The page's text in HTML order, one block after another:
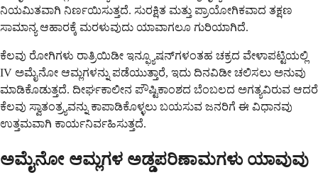
ನಿಯಮಿತವಾಗಿ ನಿರ್ಣಯಿಸುತ್ತದೆ. ಸುರಕ್ಷಿತ ಮತ್ತು ಪ್ರಾಯೋಗಿಕವಾದ ತಕ್ಷಣ
ಸಾಮಾನ್ಯ ಆಹಾರಕ್ಕೆ ಮರಳುವುದು ಯಾವಾಗಲೂ ಗುರಿಯಾಗಿದೆ.
ಕೆಲವು ರೋಗಿಗಳು ರಾತ್ರಿಯಿಡೀ ಇನ್ಫ್ಯೂಷನ್‌ಗಳಂತಹ ಚಕ್ರದ ವೇಳಾಪಟ್ಟಿಯಲ್ಲಿ
IV ಅಮೈನೋ ಆಮ್ಲಗಳನ್ನು ಪಡೆಯುತ್ತಾರೆ, ಇದು ದಿನವಿಡೀ ಚಲಿಸಲು ಅನುವು
ಮಾಡಿಕೊಡುತ್ತದೆ. ದೀರ್ಘಕಾಲೀನ ಪೌಷ್ಟಿಕಾಂಶದ ಬೆಂಬಲದ ಅಗತ್ಯವಿರುವ ಆದರೆ
ಕೆಲವು ಸ್ವಾತಂತ್ರ್ಯವನ್ನು ಕಾಪಾಡಿಕೊಳ್ಳಲು ಬಯಸುವ ಜನರಿಗೆ ಈ ವಿಧಾನವು
ಉತ್ತಮವಾಗಿ ಕಾರ್ಯನಿರ್ವಹಿಸುತ್ತದೆ.
ಅಮೈನೋ ಆಮ್ಲಗಳ ಅಡ್ಡಪರಿಣಾಮಗಳು ಯಾವುವು